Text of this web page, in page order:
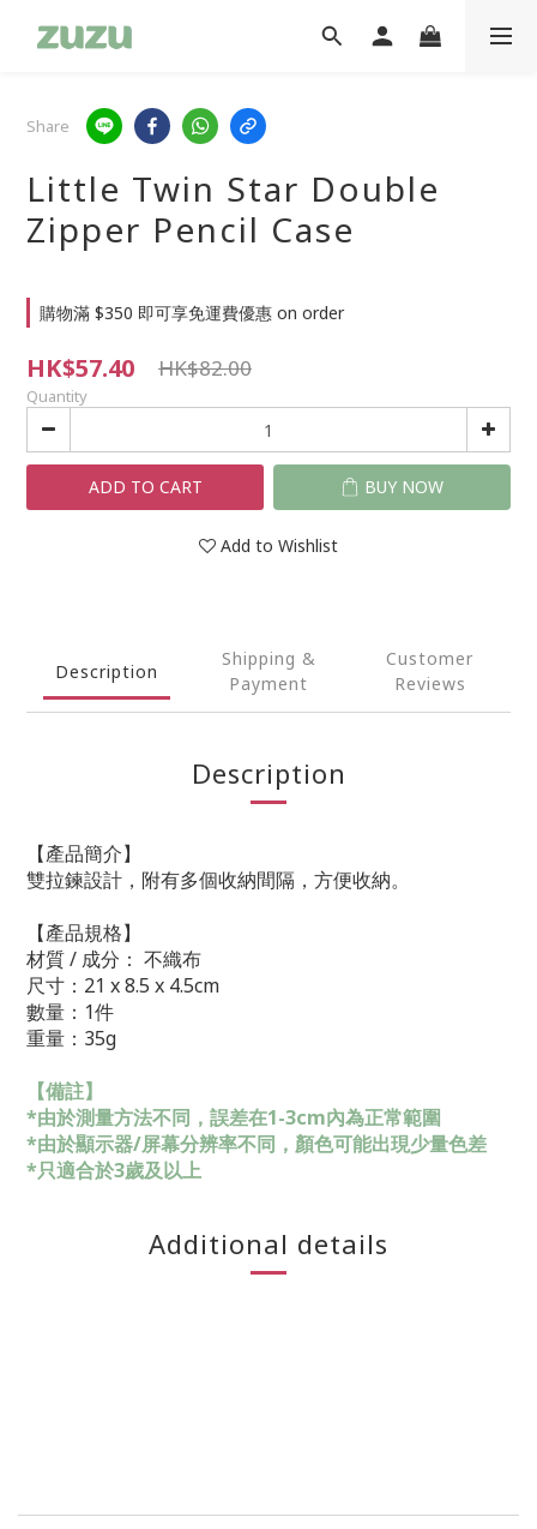
Share
Little Twin Star Double
Zipper Pencil Case
購物滿 $350 即可享免運費優惠 on order
HK$57.40 HK$82.00
Quantity
ADD TO CART BUY NOW
Add to Wishlist
Description
Shipping &
Payment
Customer
Reviews
Description
【產品簡介】
雙拉鍊設計，附有多個收納間隔，方便收納。
【產品規格】
材質 / 成分： 不織布
尺寸：21 x 8.5 x 4.5cm
數量：1件
重量：35g
【備註】
*由於測量方法不同，誤差在1-3cm內為正常範圍
*由於顯示器/屏幕分辨率不同，顏色可能出現少量色差
*只適合於3歲及以上
Additional details